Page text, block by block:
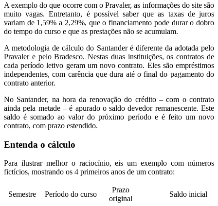
A exemplo do que ocorre com o Pravaler, as informações do site são
muito vagas. Entretanto, é possível saber que as taxas de juros
variam de 1,59% a 2,29%, que o financiamento pode durar o dobro
do tempo do curso e que as prestações não se acumulam.
A metodologia de cálculo do Santander é diferente da adotada pelo
Pravaler e pelo Bradesco. Nestas duas instituições, os contratos de
cada período letivo geram um novo contrato. Eles são empréstimos
independentes, com carência que dura até o final do pagamento do
contrato anterior.
No Santander, na hora da renovação do crédito – com o contrato
ainda pela metade – é apurado o saldo devedor remanescente. Este
saldo é somado ao valor do próximo período e é feito um novo
contrato, com prazo estendido.
Entenda o cálculo
Para ilustrar melhor o raciocínio, eis um exemplo com números
fictícios, mostrando os 4 primeiros anos de um contrato:
Semestre Período do curso
Prazo
original
Saldo inicial